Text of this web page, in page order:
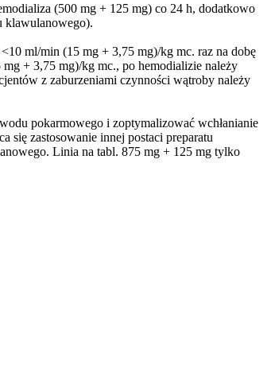
(500 mg + 125 mg) co 24 h, dodatkowo
klawulanowego).
ml/min (15 mg + 3,75 mg)/kg mc. raz na dobę
+ 3,75 mg)/kg mc., po hemodializie należy
z zaburzeniami czynności wątroby należy
pokarmowego i zoptymalizować wchłanianie
się zastosowanie innej postaci preparatu
Linia na tabl. 875 mg + 125 mg tylko